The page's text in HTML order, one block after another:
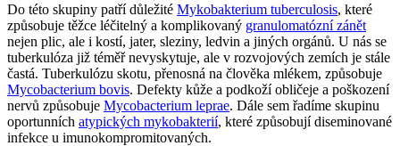
Do této skupiny patří důležité Mykobakterium tuberculosis, které
způsobuje těžce léčitelný a komplikovaný granulomatózní zánět
nejen plic, ale i kostí, jater, sleziny, ledvin a jiných orgánů. U nás se
tuberkulóza již téměř nevyskytuje, ale v rozvojových zemích je stále
častá. Tuberkulózu skotu, přenosná na člověka mlékem, způsobuje
Mycobacterium bovis. Defekty kůže a podkoží obličeje a poškození
nervů způsobuje Mycobacterium leprae. Dále sem řadíme skupinu
oportunních atypických mykobakterií, které způsobují diseminované
infekce u imunokompromitovaných.